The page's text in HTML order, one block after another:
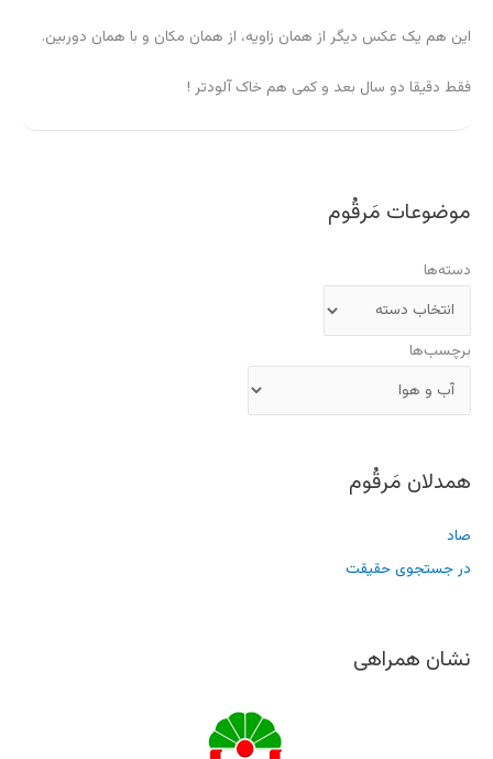
این هم یک عکس دیگر از همان زاویه، از همان مکان و با همان دوربین.
فقط دقیقا دو سال بعد و کمی هم خاک آلودتر !
موضوعات مَرقُوم
دسته‌ها
برچسب‌ها
همدلان مَرقُوم
صاد
در جستجوی حقیقت
نشان همراهی